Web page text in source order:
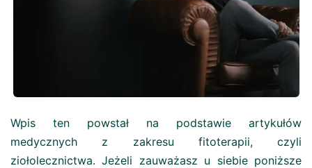
Wpis ten powstał na podstawie artykułów
medycznych z zakresu fitoterapii, czyli
ziołolecznictwa. Jeżeli zauważasz u siebie poniższe